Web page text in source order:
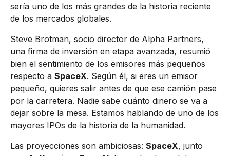
sería uno de los más grandes de la historia reciente
de los mercados globales.
Steve Brotman, socio director de Alpha Partners,
una firma de inversión en etapa avanzada, resumió
bien el sentimiento de los emisores más pequeños
respecto a SpaceX. Según él, si eres un emisor
pequeño, quieres salir antes de que ese camión pase
por la carretera. Nadie sabe cuánto dinero se va a
dejar sobre la mesa. Estamos hablando de uno de los
mayores IPOs de la historia de la humanidad.
Las proyecciones son ambiciosas: SpaceX, junto